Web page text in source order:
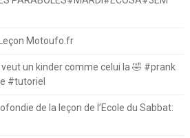
Motoufo.fr
un kinder comme celui la 🤣 #prank
#tutoriel
de la leçon de l’Ecole du Sabbat: